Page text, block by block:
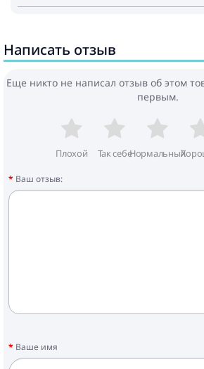
Написать отзыв
Еще никто не написал отзыв об этом
первым.
Плохой Так себеНормальный
Ваш отзыв:
Ваше имя